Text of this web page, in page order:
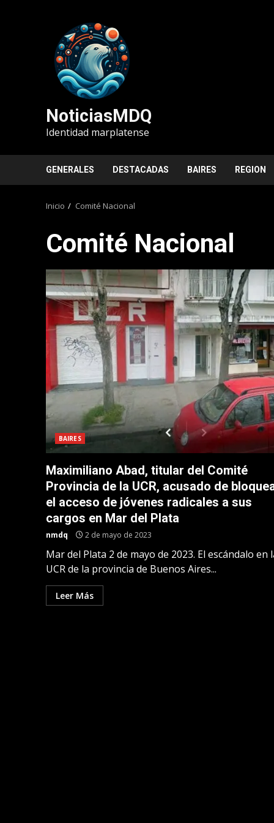
NoticiasMDQ
Identidad marplatense
GENERALES DESTACADAS BAIRES REGION
Inicio Comité Nacional
Comité Nacional
BAIRES
Maximiliano Abad, titular del Comité
Provincia de la UCR, acusado de
el acceso de jóvenes radicales a sus
cargos en Mar del Plata
nmdq 2 de mayo de 2023
Mar del Plata 2 de mayo de 2023. El escándalo en
UCR de la provincia de Buenos Aires...
Leer Más